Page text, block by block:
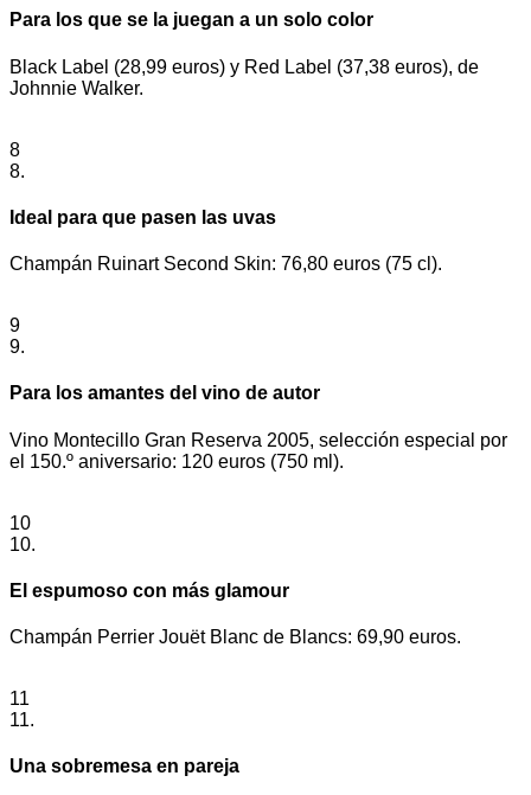
Para los que se la juegan a un solo color
Black Label (28,99 euros) y Red Label (37,38 euros), de
Johnnie Walker.
8
8.
Ideal para que pasen las uvas
Champán Ruinart Second Skin: 76,80 euros (75 cl).
9
9.
Para los amantes del vino de autor
Vino Montecillo Gran Reserva 2005, selección especial por
el 150.º aniversario: 120 euros (750 ml).
10
10.
El espumoso con más glamour
Champán Perrier Jouët Blanc de Blancs: 69,90 euros.
11
11.
Una sobremesa en pareja